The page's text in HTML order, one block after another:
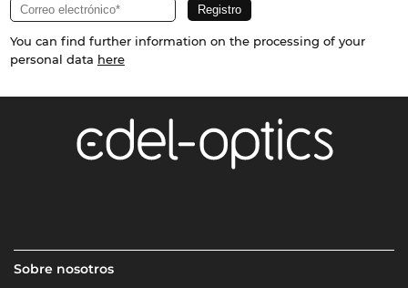
You can find further information on the processing of your
personal data here
Sobre nosotros